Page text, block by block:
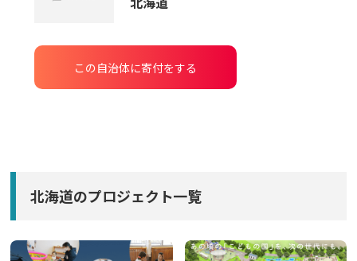
この自治体に寄付をする
北海道のプロジェクト一覧